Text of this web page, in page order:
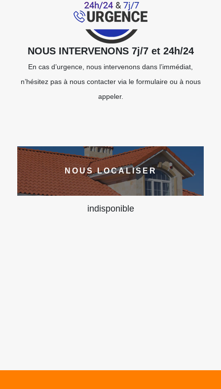
NOUS INTERVENONS 7j/7 et 24h/24
En cas d’urgence, nous intervenons dans l’immédiat,
n’hésitez pas à nous contacter via le formulaire ou à nous
appeler.
NOUS LOCALISER
indisponible